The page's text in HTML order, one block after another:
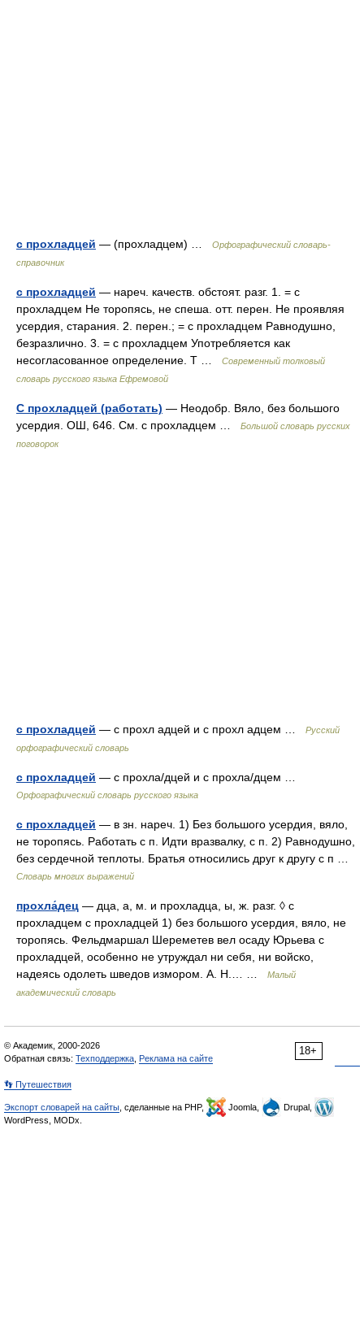
с прохладцей — (прохладцем) …
Орфографический словарь-
справочник
с прохладцей — нареч. качеств. обстоят. разг. 1. = с
прохладцем Не торопясь, не спеша. отт. перен. Не проявляя
усердия, старания. 2. перен.; = с прохладцем Равнодушно,
безразлично. 3. = с прохладцем Употребляется как
несогласованное определение. Т …
Современный толковый
словарь русского языка Ефремовой
С прохладцей (работать) — Неодобр. Вяло, без большого
усердия. ОШ, 646. См. с прохладцем …
Большой словарь русских
поговорок
с прохладцей — с прохл адцей и с прохл адцем …
Русский
орфографический словарь
с прохладцей — с прохла/дцей и с прохла/дцем …
Орфографический словарь русского языка
с прохладцей — в зн. нареч. 1) Без большого усердия, вяло,
не торопясь. Работать с п. Идти вразвалку, с п. 2) Равнодушно,
без сердечной теплоты. Братья относились друг к другу с п …
Словарь многих выражений
прохла́дец — дца, а, м. и прохладца, ы, ж. разг. ◊ с
прохладцем с прохладцей 1) без большого усердия, вяло, не
торопясь. Фельдмаршал Шереметев вел осаду Юрьева с
прохладцей, особенно не утруждал ни себя, ни войско,
надеясь одолеть шведов измором. А. Н.… …
Малый
академический словарь
18+
© Академик, 2000-2026
Обратная связь: Техподдержка Реклама на сайте
👣 Путешествия
Экспорт словарей на сайты , сделанные на PHP, Joomla,
Drupal,
WordPress, MODx.